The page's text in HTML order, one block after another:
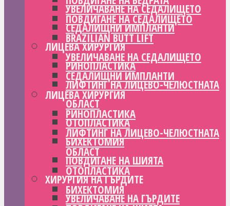
УВЕЛИЧАВАНЕ НА СЕДАЛИЩЕТО
СЕДАЛИЩНИ ИМПЛАНТИ
ЛИЦЕВА ХИРУРГИЯ
РИНОПЛАСТИКА
ЛИФТИНГ НА ЛИЦЕВО-ЧЕЛЮСТНАТА
ОБЛАСТ
ОТОПЛАСТИКА
БИХЕКТОМИЯ
ПОВДИГАНЕ НА ШИЯТА
ХИРУРГИЯ НА ГЪРДИТЕ
УВЕЛИЧАВАНЕ НА ГЪРДИТЕ
ПОВДИГАНЕ НА СЕДАЛИЩЕТО
BRAZILIAN BUTT LIFT
УВЕЛИЧАВАНЕ НА СЕДАЛИЩЕТО
СЕДАЛИЩНИ ИМПЛАНТИ
ЛИЦЕВА ХИРУРГИЯ
РИНОПЛАСТИКА
ЛИФТИНГ НА ЛИЦЕВО-ЧЕЛЮСТНАТА
ОБЛАСТ
ОТОПЛАСТИКА
БИХЕКТОМИЯ